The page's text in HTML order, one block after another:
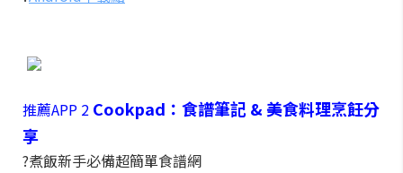
推薦APP 2 Cookpad：食譜筆記 & 美食料理烹飪分
享
?煮飯新手必備超簡單食譜網